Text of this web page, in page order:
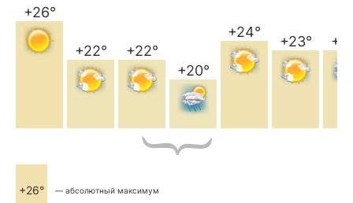
+26°
+22° +22°
+20°
+24°
+23°
+26° — абсолютный максимум